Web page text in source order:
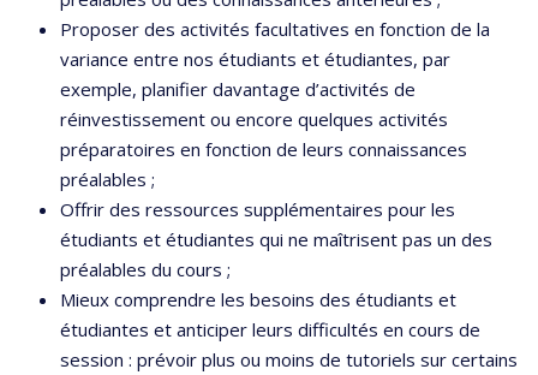
Proposer des activités facultatives en fonction de la
variance entre nos étudiants et étudiantes, par
exemple, planifier davantage d’activités de
réinvestissement ou encore quelques activités
préparatoires en fonction de leurs connaissances
préalables ;
Offrir des ressources supplémentaires pour les
étudiants et étudiantes qui ne maîtrisent pas un des
préalables du cours ;
Mieux comprendre les besoins des étudiants et
étudiantes et anticiper leurs difficultés en cours de
session : prévoir plus ou moins de tutoriels sur certains